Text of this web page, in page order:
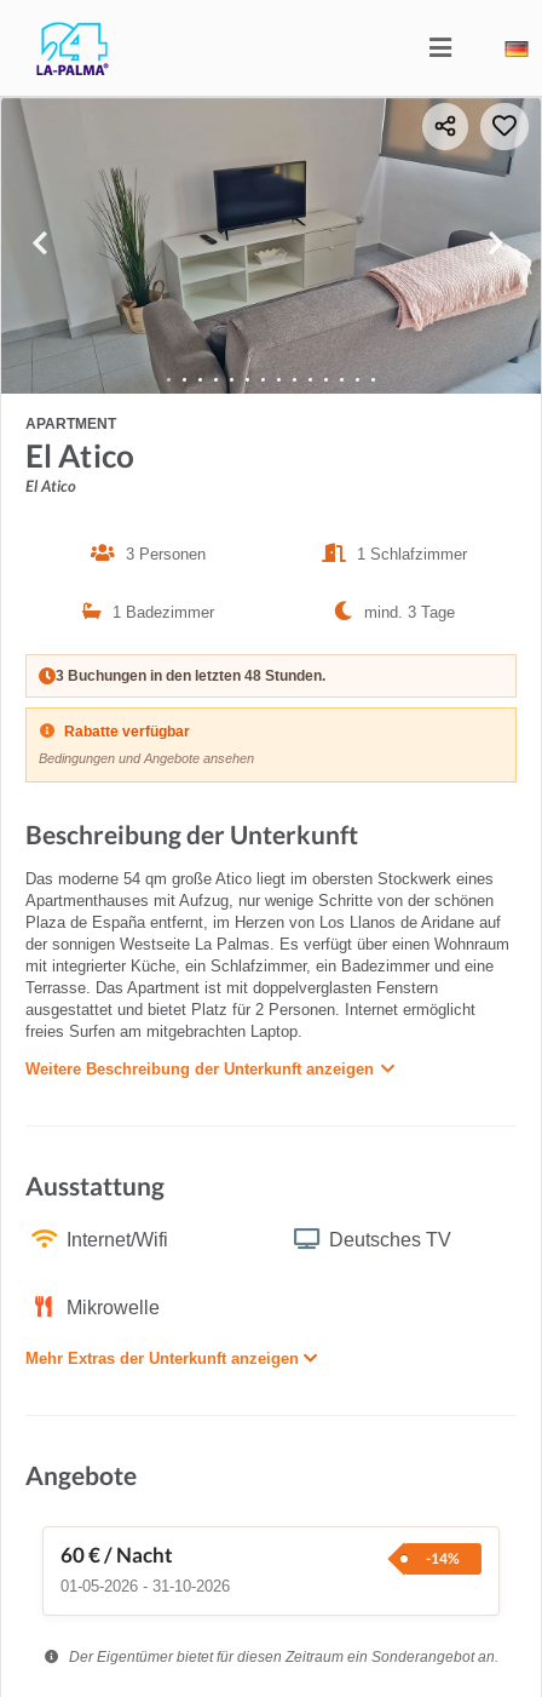
APARTMENT
El Atico
El Atico
3 Personen 1 Schlafzimmer
1 Badezimmer mind. 3 Tage
3 Buchungen in den letzten 48 Stunden.
Rabatte verfügbar
Bedingungen und Angebote ansehen
Beschreibung der Unterkunft
Das moderne 54 qm große Atico liegt im obersten Stockwerk eines
Apartmenthauses mit Aufzug, nur wenige Schritte von der schönen
Plaza de España entfernt, im Herzen von Los Llanos de Aridane auf
der sonnigen Westseite La Palmas. Es verfügt über einen Wohnraum
mit integrierter Küche, ein Schlafzimmer, ein Badezimmer und eine
Terrasse. Das Apartment ist mit doppelverglasten Fenstern
ausgestattet und bietet Platz für 2 Personen. Internet ermöglicht
freies Surfen am mitgebrachten Laptop.
Weitere Beschreibung der Unterkunft anzeigen
Ausstattung
Internet/Wifi Deutsches TV
Mikrowelle
Mehr Extras der Unterkunft anzeigen
Angebote
60 €/ Nacht
-14%
01-05-2026 - 31-10-2026
Der Eigentümer bietet für diesen Zeitraum ein Sonderangebot an.